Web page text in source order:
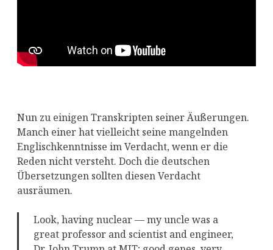
Nun zu einigen Transkripten seiner Äußerungen.
Manch einer hat vielleicht seine mangelnden
Englischkenntnisse im Verdacht, wenn er die
Reden nicht versteht. Doch die deutschen
Übersetzungen sollten diesen Verdacht
ausräumen.
Look, having nuclear — my uncle was a
great professor and scientist and engineer,